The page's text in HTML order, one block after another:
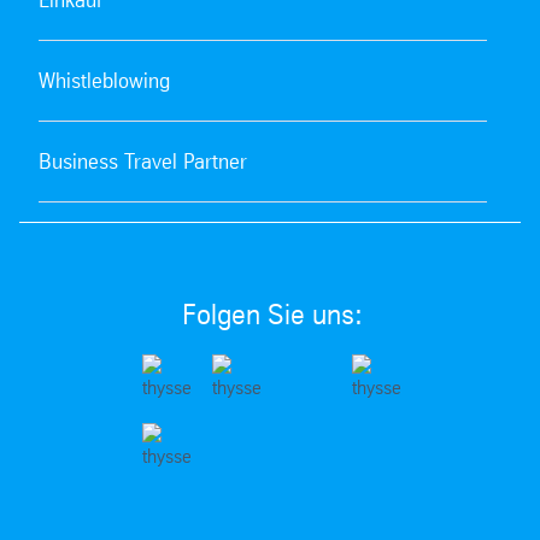
Whistleblowing
Business Travel Partner
Folgen Sie uns: